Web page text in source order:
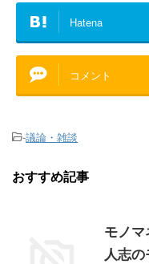
Hatena
コメント
-議論・雑談
おすすめ記事
モノマ
人志